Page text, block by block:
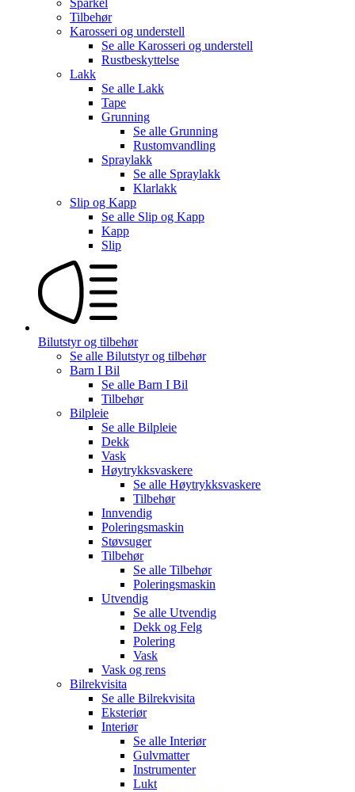
Tilbehør
Karosseri og understell
Se alle Karosseri og understell
Rustbeskyttelse
Lakk
Se alle Lakk
Tape
Grunning
Se alle Grunning
Rustomvandling
Spraylakk
Se alle Spraylakk
Klarlakk
Slip og Kapp
Se alle Slip og Kapp
Kapp
Slip
Bilutstyr og tilbehør
Se alle Bilutstyr og tilbehør
Barn I Bil
Se alle Barn I Bil
Tilbehør
Bilpleie
Se alle Bilpleie
Dekk
Vask
Høytrykksvaskere
Se alle Høytrykksvaskere
Tilbehør
Innvendig
Poleringsmaskin
Støvsuger
Tilbehør
Se alle Tilbehør
Poleringsmaskin
Utvendig
Se alle Utvendig
Dekk og Felg
Polering
Vask
Vask og rens
Bilrekvisita
Se alle Bilrekvisita
Eksteriør
Interiør
Se alle Interiør
Gulvmatter
Instrumenter
Lukt